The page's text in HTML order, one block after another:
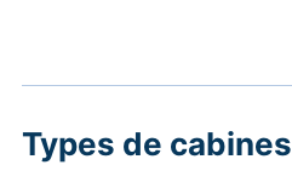
Types de cabines